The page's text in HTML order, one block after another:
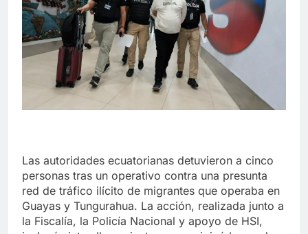
Las autoridades ecuatorianas detuvieron a cinco
personas tras un operativo contra una presunta
red de tráfico ilícito de migrantes que operaba en
Guayas y Tungurahua. La acción, realizada junto a
la Fiscalía, la Policía Nacional y apoyo de HSI,